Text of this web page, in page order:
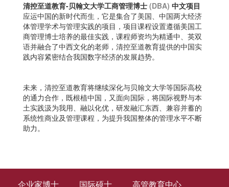
清控至道教育-贝翰文大学工商管理博士 (DBA) 中文项目
应运中国的新时代而生，它是集合了美国、中国两大经济
体管理学术与管理实践的项目，项目课程设置遵循美国工
商管理博士培养的最佳实践，课程师资均为精通中、英双
语并融合了中西文化的老师，清控至道教育提供的中国实
践内容紧密结合我国数字经济的发展趋势。
未来，清控至道教育将继续深化与贝翰文大学等国际高校
的通力合作，既根植中国，又面向国际，将国际视野与本
土实践汲为我用、融以化优，研发融汇东西、兼容并蓄的
系统性商业及管理课程，为提升我国整体的管理水平不断
助力。
企业家博士 国际硕士
高管教育中心